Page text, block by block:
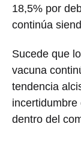
18,5% por
continúa
Sucede que
vacuna
tendencia
dentro del